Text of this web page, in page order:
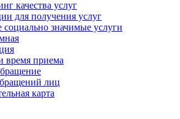
качества услуг
для получения услуг
значимые услуги
время приема
лиц
карта